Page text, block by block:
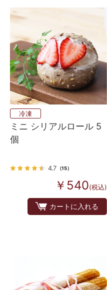
冷凍
ミニ シリアルロール 5
個
4.7 （15）
￥540(税込)
カートに入れる